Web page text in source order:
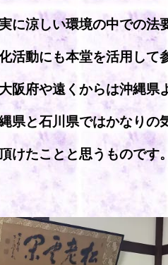
に涼しい環境の中での法
活動にも本堂を活用して
阪府や遠くからは沖縄県
県と石川県ではかなりの
けたことと思うものです。